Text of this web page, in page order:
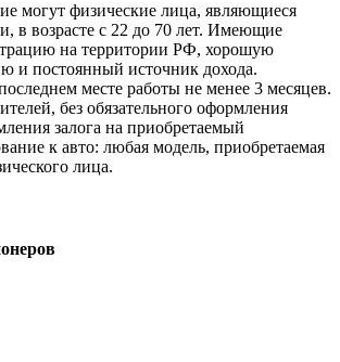
могут физические лица, являющиеся
в возрасте с 22 до 70 лет. Имеющие
на территории РФ, хорошую
и постоянный источник дохода.
месте работы не менее 3 месяцев.
без обязательного оформления
залога на приобретаемый
к авто: любая модель, приобретаемая
лица.